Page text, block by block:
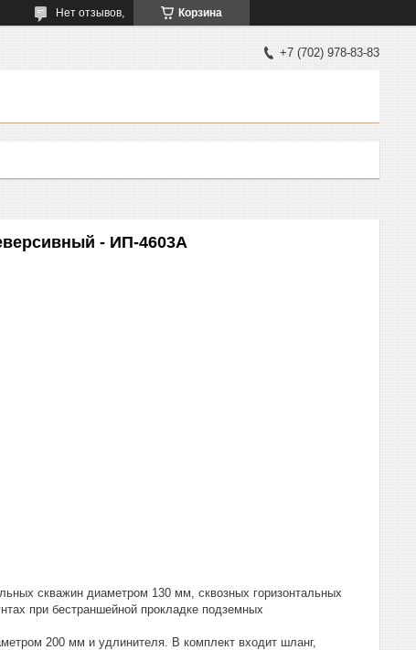
Корзина
Нет отзывов,
+7 (702) 978-83-83
- ИП-4603А
скважин диаметром 130 мм, сквозных горизонтальных
при бестраншейной прокладке подземных
200 мм и удлинителя. В комплект входит шланг,